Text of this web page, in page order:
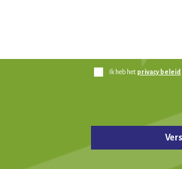
Ik heb het privacy beleid